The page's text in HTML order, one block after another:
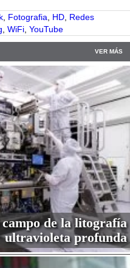
, Fotografia, HD, Redes
, WiFi, YouTube
VER MÁS
de la litografía
ultravioleta profunda